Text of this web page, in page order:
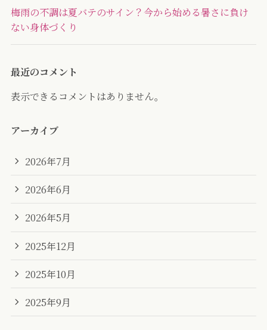
梅雨の不調は夏バテのサイン？今から始める暑さに負け
ない身体づくり
最近のコメント
表示できるコメントはありません。
アーカイブ
2026年7月
2026年6月
2026年5月
2025年12月
2025年10月
2025年9月